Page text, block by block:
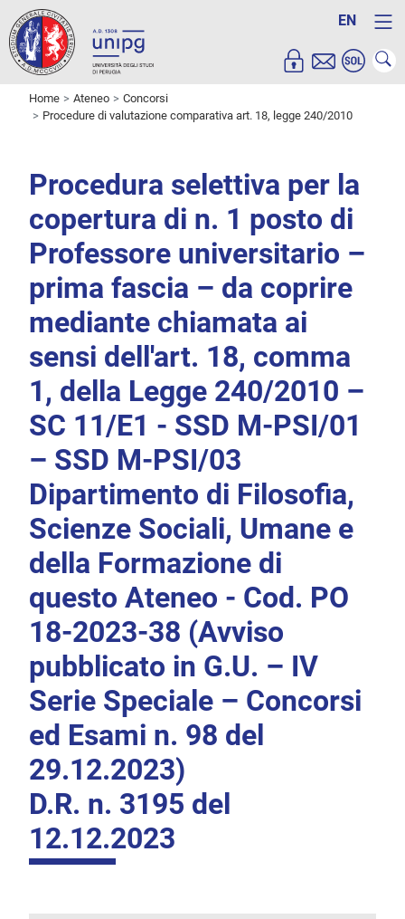
EN
Home Ateneo
Concorsi
Procedure di valutazione comparativa art. 18, legge 240/2010
Procedura selettiva per la
copertura di n. 1 posto di
Professore universitario –
prima fascia – da coprire
mediante chiamata ai
sensi dell'art. 18, comma
1, della Legge 240/2010 –
SC 11/E1 - SSD M-PSI/01
– SSD M-PSI/03
Dipartimento di Filosofia,
Scienze Sociali, Umane e
della Formazione di
questo Ateneo - Cod. PO
18-2023-38 (Avviso
pubblicato in G.U. – IV
Serie Speciale – Concorsi
ed Esami n. 98 del
29.12.2023)
D.R. n. 3195 del
12.12.2023